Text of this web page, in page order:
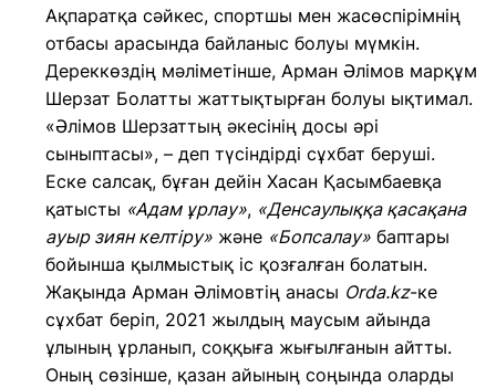
Ақпаратқа сәйкес, спортшы мен жасөспірімнің
отбасы арасында байланыс болуы мүмкін.
Дереккөздің мәліметінше, Арман Әлімов марқұм
Шерзат Болатты жаттықтырған болуы ықтимал.
«Әлімов Шерзаттың әкесінің досы әрі
сыныптасы», – деп түсіндірді сұхбат беруші.
Еске салсақ, бұған дейін Хасан Қасымбаевқа
қатысты «Адам ұрлау», «Денсаулыққа қасақана
ауыр зиян келтіру» және «Бопсалау» баптары
бойынша қылмыстық іс қозғалған болатын.
Жақында Арман Әлімовтің анасы Orda.kz-ке
сұхбат беріп, 2021 жылдың маусым айында
ұлының ұрланып, соққыға жығылғанын айтты.
Оның сөзінше, қазан айының соңында оларды